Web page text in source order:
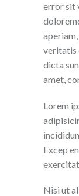
error sit
veritatis
dicta
amet,
Lorem
Excep
Nisi ut